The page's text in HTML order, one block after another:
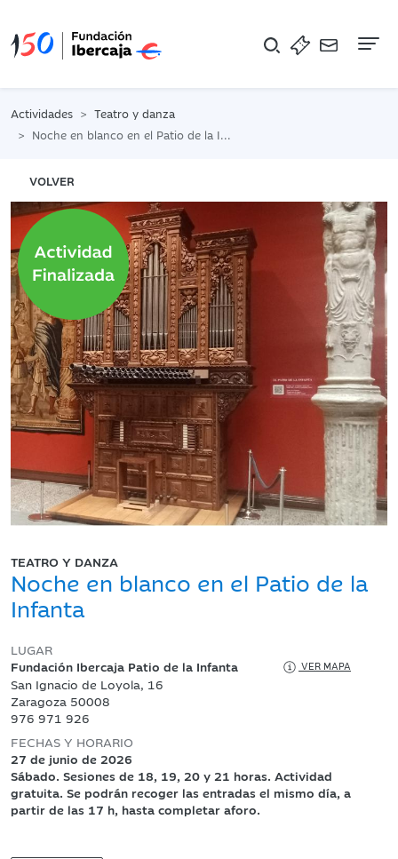
Actividades
Teatro y danza
Noche en blanco en el Patio de la Infanta
VOLVER
TEATRO Y DANZA
Noche en blanco en el Patio de la
Infanta
LUGAR
Fundación Ibercaja Patio de la Infanta
VER MAPA
San Ignacio de Loyola, 16
Zaragoza 50008
976 971 926
FECHAS Y HORARIO
27 de junio de 2026
Sábado. Sesiones de 18, 19, 20 y 21 horas. Actividad
gratuita. Se podrán recoger las entradas el mismo día, a
partir de las 17 h, hasta completar aforo.